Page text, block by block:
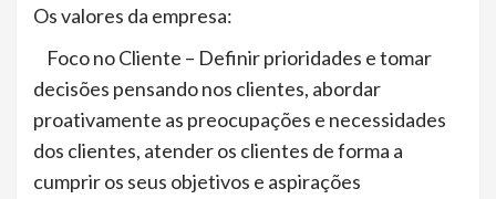
Os valores da empresa:
Foco no Cliente – Definir prioridades e tomar
decisões pensando nos clientes, abordar
proativamente as preocupações e necessidades
dos clientes, atender os clientes de forma a
cumprir os seus objetivos e aspirações